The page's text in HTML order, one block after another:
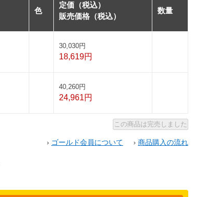
色
定価（税込）
販売価格（税込）
数量
30,030円
18,619円
40,260円
24,961円
› ゴールド会員について › 商品購入の流れ